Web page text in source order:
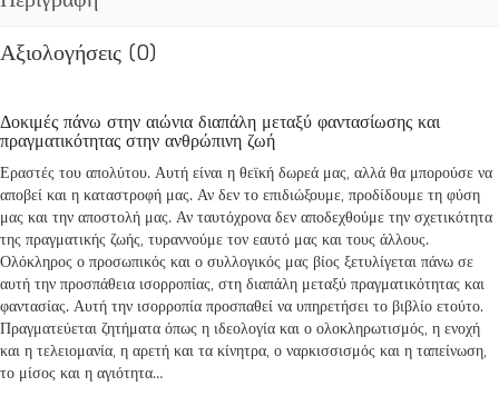
Αξιολογήσεις (0)
Δοκιμές πάνω στην αιώνια διαπάλη μεταξύ φαντασίωσης και
πραγματικότητας στην ανθρώπινη ζωή
Εραστές του απολύτου. Αυτή είναι η θεϊκή δωρεά μας, αλλά θα μπορούσε να
αποβεί και η καταστροφή μας. Αν δεν το επιδιώξουμε, προδίδουμε τη φύση
μας και την αποστολή μας. Αν ταυτόχρονα δεν αποδεχθούμε την σχετικότητα
της πραγματικής ζωής, τυραννούμε τον εαυτό μας και τους άλλους.
Ολόκληρος ο προσωπικός και ο συλλογικός μας βίος ξετυλίγεται πάνω σε
αυτή την προσπάθεια ισορροπίας, στη διαπάλη μεταξύ πραγματικότητας και
φαντασίας. Αυτή την ισορροπία προσπαθεί να υπηρετήσει το βιβλίο ετούτο.
Πραγματεύεται ζητήματα όπως η ιδεολογία και ο ολοκληρωτισμός, η ενοχή
και η τελειομανία, η αρετή και τα κίνητρα, ο ναρκισσισμός και η ταπείνωση,
το μίσος και η αγιότητα…